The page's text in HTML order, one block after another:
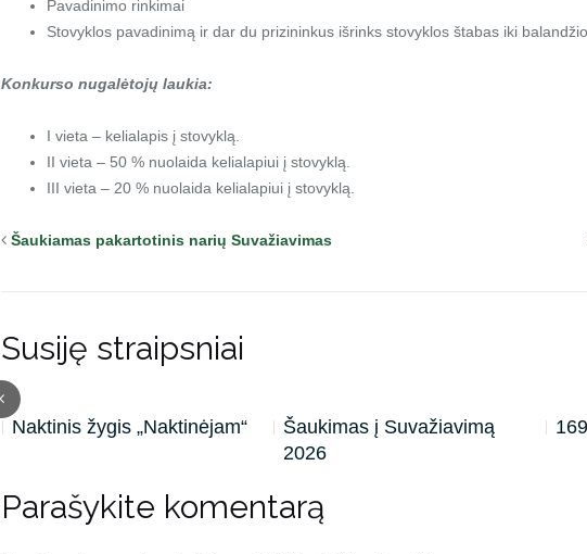
Pavadinimo rinkimai
Stovyklos pavadinimą ir dar du prizininkus išrinks stovyklos štabas iki
Konkurso nugalėtojų laukia:
I vieta – kelialapis į stovyklą.
II vieta – 50 % nuolaida kelialapiui į stovyklą.
III vieta – 20 % nuolaida kelialapiui į stovyklą.
Šaukiamas pakartotinis narių Suvažiavimas
Susiję straipsniai
Naktinis žygis „Naktinėjam“
Šaukimas į Suvažiavimą
2026
Parašykite komentarą